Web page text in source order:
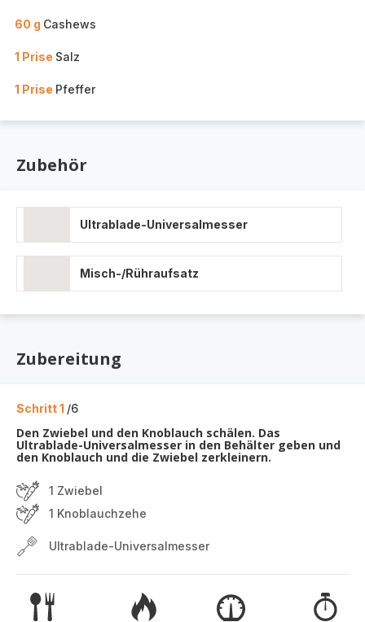
60 g Cashews
1 Prise Salz
1 Prise Pfeffer
Zubehör
Ultrablade-Universalmesser
Misch-/Rühraufsatz
Zubereitung
Schritt 1 /6
Den Zwiebel und den Knoblauch schälen. Das
Ultrablade-Universalmesser in den Behälter geben und
den Knoblauch und die Zwiebel zerkleinern.
1 Zwiebel
1 Knoblauchzehe
Ultrablade-Universalmesser